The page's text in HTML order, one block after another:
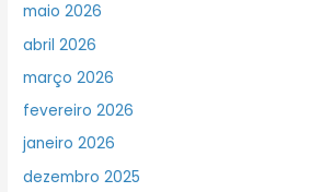
maio 2026
abril 2026
março 2026
fevereiro 2026
janeiro 2026
dezembro 2025